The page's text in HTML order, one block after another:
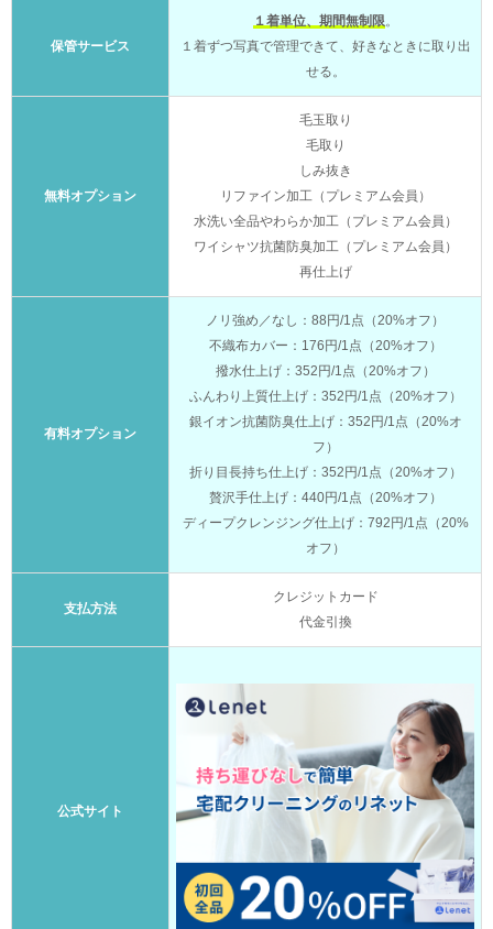
保管サービス
１着単位、期間無制限。
１着ずつ写真で管理できて、好きなときに取り出
せる。
無料オプション
毛玉取り
毛取り
しみ抜き
リファイン加工（プレミアム会員）
水洗い全品やわらか加工（プレミアム会員）
ワイシャツ抗菌防臭加工（プレミアム会員）
再仕上げ
有料オプション
ノリ強め／なし：88円/1点（20%オフ）
不織布カバー：176円/1点（20%オフ）
撥水仕上げ：352円/1点（20%オフ）
ふんわり上質仕上げ：352円/1点（20%オフ）
銀イオン抗菌防臭仕上げ：352円/1点（20%オ
フ）
折り目長持ち仕上げ：352円/1点（20%オフ）
贅沢手仕上げ：440円/1点（20%オフ）
ディープクレンジング仕上げ：792円/1点（20%
オフ）
支払方法
クレジットカード
代金引換
公式サイト